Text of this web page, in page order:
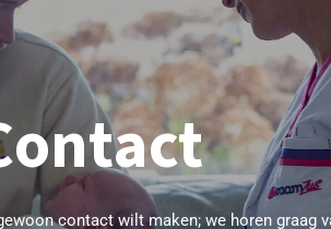
contact wilt maken; we horen graag